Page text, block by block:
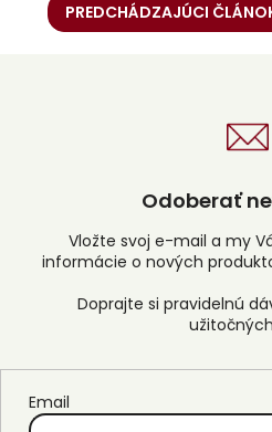
PREDCHÁDZAJÚCI
Odoberať
Vložte svoj e-mail a my
informácie o nových
Email